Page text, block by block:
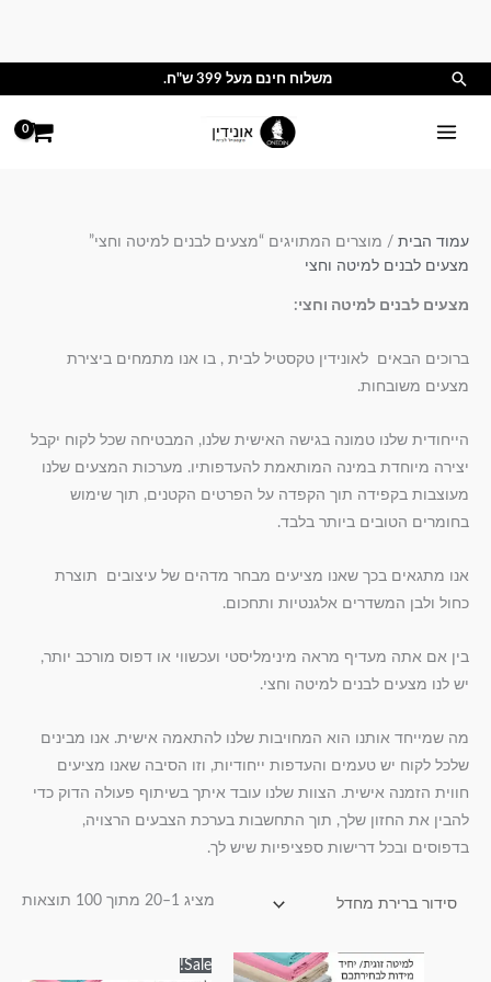
חיפוש משלוח חינם מעל 399 ש"ח.
עמוד הבית / מוצרים המתויגים “מצעים לבנים למיטה וחצי”
מצעים לבנים למיטה וחצי
מצעים לבנים למיטה וחצי:
ברוכים הבאים לאונידין טקסטיל לבית , בו אנו מתמחים ביצירת
מצעים משובחות.
הייחודית שלנו טמונה בגישה האישית שלנו, המבטיחה שכל לקוח יקבל
יצירה מיוחדת במינה המותאמת להעדפותיו. מערכות המצעים שלנו
מעוצבות בקפידה תוך הקפדה על הפרטים הקטנים, תוך שימוש
בחומרים הטובים ביותר בלבד.
אנו מתגאים בכך שאנו מציעים מבחר מדהים של עיצובים תוצרת
כחול ולבן המשדרים אלגנטיות ותחכום.
בין אם אתה מעדיף מראה מינימליסטי ועכשווי או דפוס מורכב יותר,
יש לנו מצעים לבנים למיטה וחצי.
מה שמייחד אותנו הוא המחויבות שלנו להתאמה אישית. אנו מבינים
שלכל לקוח יש טעמים והעדפות ייחודיות, וזו הסיבה שאנו מציעים
חווית הזמנה אישית. הצוות שלנו עובד איתך בשיתוף פעולה הדוק כדי
להבין את החזון שלך, תוך התחשבות בערכת הצבעים הרצויה,
בדפוסים ובכל דרישות ספציפיות שיש לך.
מציג 1–20 מתוך 100 תוצאות
טווח
מחירים:
למוצר
Sale!
מחירים: